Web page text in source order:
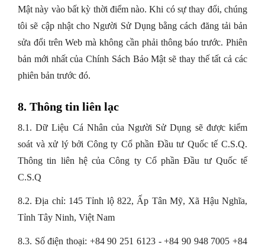
Mật này vào bất kỳ thời điểm nào. Khi có sự thay đổi, chúng
tôi sẽ cập nhật cho Người Sử Dụng bằng cách đăng tải bản
sửa đổi trên Web mà không cần phải thông báo trước. Phiên
bản mới nhất của Chính Sách Bảo Mật sẽ thay thế tất cả các
phiên bản trước đó.
8. Thông tin liên lạc
8.1. Dữ Liệu Cá Nhân của Người Sử Dụng sẽ được kiểm
soát và xử lý bởi Công ty Cổ phần Đầu tư Quốc tế C.S.Q.
Thông tin liên hệ của Công ty Cổ phần Đầu tư Quốc tế
C.S.Q
8.2. Địa chỉ: 145 Tỉnh lộ 822, Ấp Tân Mỹ, Xã Hậu Nghĩa,
Tỉnh Tây Ninh, Việt Nam
8.3. Số điện thoại: +84 90 251 6123 - +84 90 948 7005 +84